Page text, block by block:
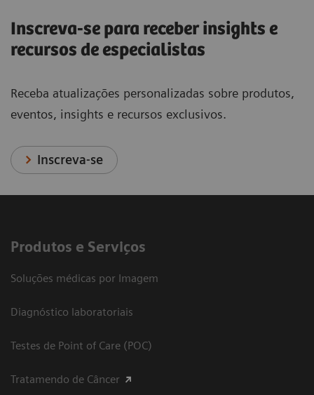
Inscreva-se para receber insights e
recursos de especialistas
Receba atualizações personalizadas sobre produtos,
eventos, insights e recursos exclusivos.
Inscreva-se
Produtos e Serviços
Soluções médicas por Imagem
Diagnóstico laboratoriais
Testes de Point of Care (POC)
Tratamendo de Câncer